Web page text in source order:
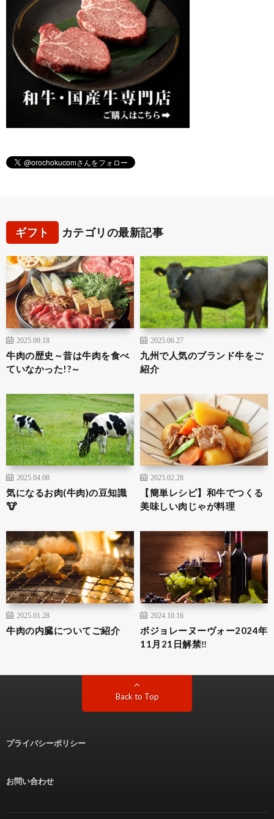
ギフト カテゴリの最新記事
2025.09.18
牛肉の歴史～昔は牛肉を食べ
ていなかった!?～
2025.06.27
九州で人気のブランド牛をご
紹介
2025.04.08
気になるお肉(牛肉)の豆知識
🐮
2025.02.28
【簡単レシピ】和牛でつくる
美味しい肉じゃが料理
2025.01.28
牛肉の内臓についてご紹介
2024.10.16
ボジョレーヌーヴォー2024年
11月21日解禁‼
Back to Top
プライバシーポリシー
お問い合わせ